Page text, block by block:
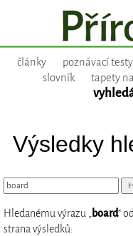
články poznávací testy
slovník
tapety
Výsledky
Hledanému výrazu „board“
strana výsledků: